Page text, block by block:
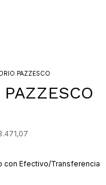
PAZZESCO
con Efectivo/Transferencia